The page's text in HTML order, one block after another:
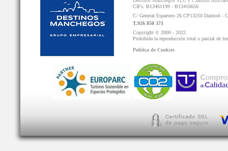
CIFs: B13461199 - B13416656
C/ General Espartero 26 CP13250 Daimiel -
T.926 850 371
Copyright © 2000 - 2022.
Prohibida la reproducción total o parcial de
Política de Cookies